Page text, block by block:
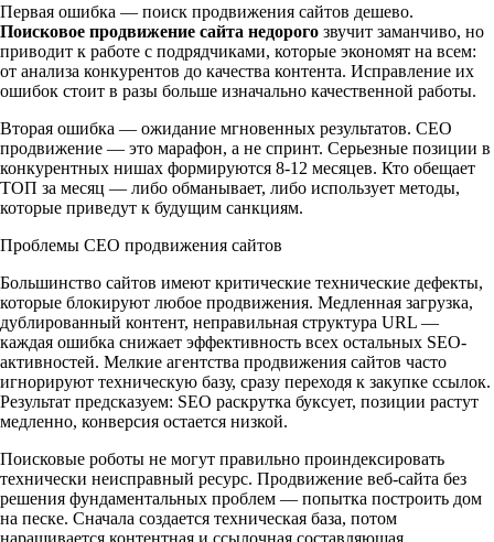
Первая ошибка — поиск продвижения сайтов дешево.
Поисковое продвижение сайта недорого звучит заманчиво, но
приводит к работе с подрядчиками, которые экономят на всем:
от анализа конкурентов до качества контента. Исправление их
ошибок стоит в разы больше изначально качественной работы.
Вторая ошибка — ожидание мгновенных результатов. СЕО
продвижение — это марафон, а не спринт. Серьезные позиции в
конкурентных нишах формируются 8-12 месяцев. Кто обещает
ТОП за месяц — либо обманывает, либо использует методы,
которые приведут к будущим санкциям.
Проблемы СЕО продвижения сайтов
Большинство сайтов имеют критические технические дефекты,
которые блокируют любое продвижения. Медленная загрузка,
дублированный контент, неправильная структура URL —
каждая ошибка снижает эффективность всех остальных SEO-
активностей. Мелкие агентства продвижения сайтов часто
игнорируют техническую базу, сразу переходя к закупке ссылок.
Результат предсказуем: SEO раскрутка буксует, позиции растут
медленно, конверсия остается низкой.
Поисковые роботы не могут правильно проиндексировать
технически неисправный ресурс. Продвижение веб-сайта без
решения фундаментальных проблем — попытка построить дом
на песке. Сначала создается техническая база, потом
наращивается контентная и ссылочная составляющая.